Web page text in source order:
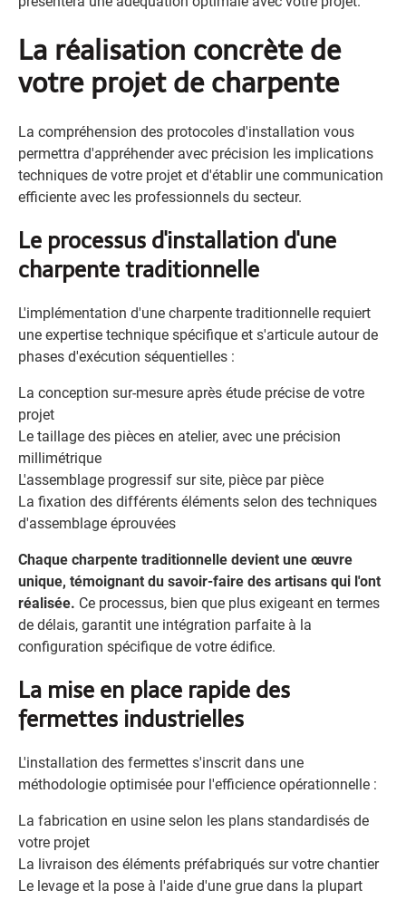
La réalisation concrète de
votre projet de charpente
La compréhension des protocoles d'installation vous
permettra d'appréhender avec précision les implications
techniques de votre projet et d'établir une communication
efficiente avec les professionnels du secteur.
Le processus d'installation d'une
charpente traditionnelle
L'implémentation d'une charpente traditionnelle requiert
une expertise technique spécifique et s'articule autour de
phases d'exécution séquentielles :
La conception sur-mesure après étude précise de votre
projet
Le taillage des pièces en atelier, avec une précision
millimétrique
L'assemblage progressif sur site, pièce par pièce
La fixation des différents éléments selon des techniques
d'assemblage éprouvées
Chaque charpente traditionnelle devient une œuvre
unique, témoignant du savoir-faire des artisans qui l'ont
réalisée. Ce processus, bien que plus exigeant en termes
de délais, garantit une intégration parfaite à la
configuration spécifique de votre édifice.
La mise en place rapide des
fermettes industrielles
L'installation des fermettes s'inscrit dans une
méthodologie optimisée pour l'efficience opérationnelle :
La fabrication en usine selon les plans standardisés de
votre projet
La livraison des éléments préfabriqués sur votre chantier
Le levage et la pose à l'aide d'une grue dans la plupart